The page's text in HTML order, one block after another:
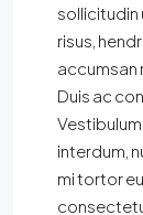
sollicitudin
risus,
accumsan
Duis ac
interdum,
mi tortor